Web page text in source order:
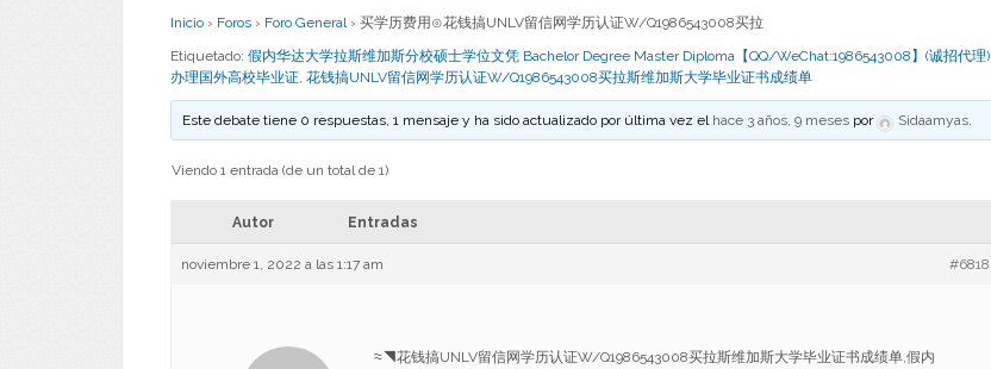
Inicio › Foros › Foro General › 买学历费用⊙花钱搞UNLV留信网学历认证W/Q1986543008买拉
Etiquetado: 假内华达大学拉斯维加斯分校硕士学位文凭 Bachelor Degree Master Diploma【QQ/WeChat:1986543008】(诚招代理)
办理国外高校毕业证, 花钱搞UNLV留信网学历认证W/Q1986543008买拉斯维加斯大学毕业证书成绩单
Este debate tiene 0 respuestas, 1 mensaje y ha sido actualizado por última vez el hace 3 años, 9 meses por Sidaamyas.
Viendo 1 entrada (de un total de 1)
Autor Entradas
noviembre 1, 2022 a las 1:17 am #6818
≈◥花钱搞UNLV留信网学历认证W/Q1986543008买拉斯维加斯大学毕业证书成绩单,假内